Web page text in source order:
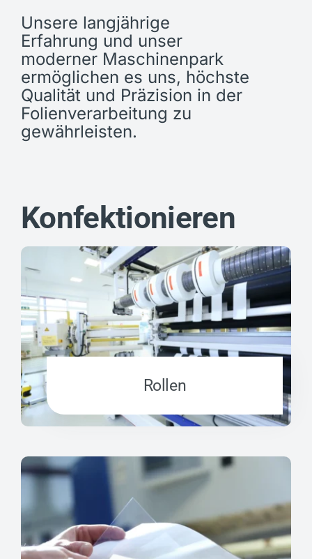
Unsere langjährige
Erfahrung und unser
moderner Maschinenpark
ermöglichen es uns, höchste
Qualität und Präzision in der
Folienverarbeitung zu
gewährleisten.
Konfektionieren
Rollen